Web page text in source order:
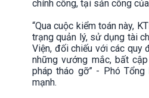
chính công, tại sản công
“Qua cuộc kiểm toán này,
trạng quản lý, sử dụng tài
Viện, đối chiếu với các quy
những vướng mắc, bất
pháp tháo gỡ” - Phó
mạnh.